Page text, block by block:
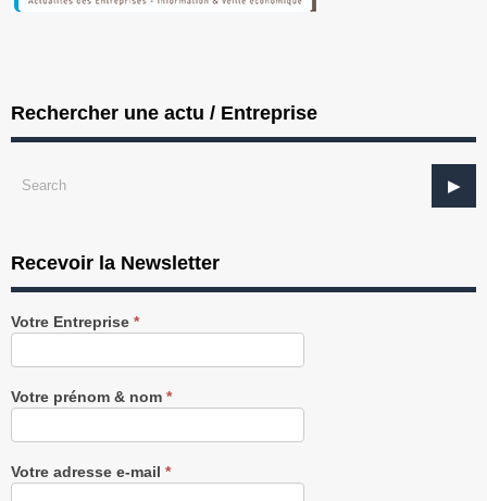
Rechercher une actu / Entreprise
Recevoir la Newsletter
Recevez
notre
gratuitement
Votre Entreprise *
Votre prénom & nom *
Votre adresse e-mail *